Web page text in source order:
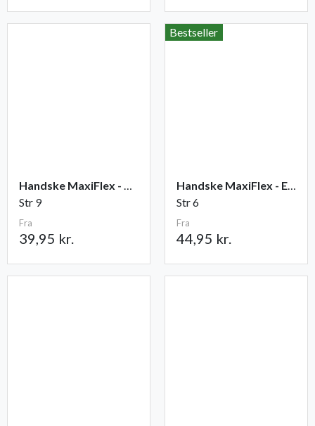
Handske MaxiFlex - Ultimate
Str 9
Fra
39,95 kr.
Bestseller
Handske MaxiFlex - Endurance
Str 6
Fra
44,95 kr.